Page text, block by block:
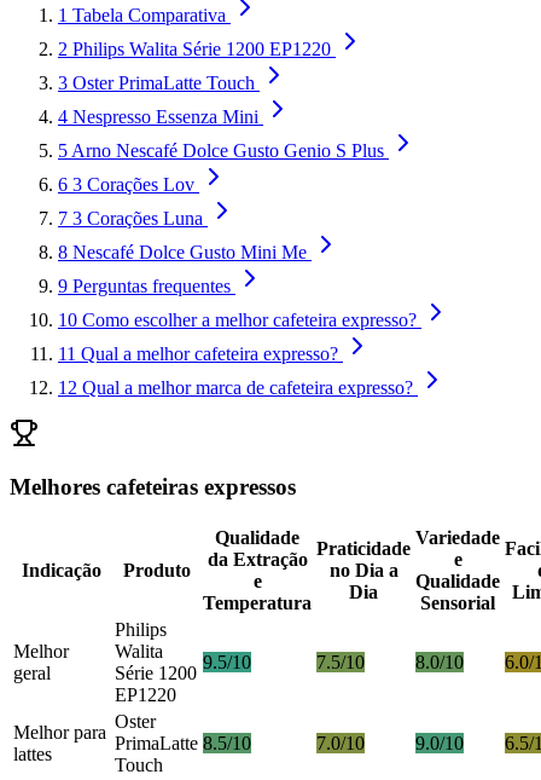
1 Tabela Comparativa
2 Philips Walita Série 1200 EP1220
3 Oster PrimaLatte Touch
4 Nespresso Essenza Mini
5 Arno Nescafé Dolce Gusto Genio S Plus
6 3 Corações Lov
7 3 Corações Luna
8 Nescafé Dolce Gusto Mini Me
9 Perguntas frequentes
10 Como escolher a melhor cafeteira expresso?
11 Qual a melhor cafeteira expresso?
12 Qual a melhor marca de cafeteira expresso?
Melhores cafeteiras expressos
Indicação Produto
Qualidade
da Extração
e
Temperatura
Praticidade
no Dia a
Dia
Variedade
e
Qualidade
Sensorial
Melhor
geral
Philips
Walita
Série 1200
EP1220
9.5/10 7.5/10 8.0/10 6.0/
Melhor para
lattes
Oster
PrimaLatte
Touch
8.5/10 7.0/10 9.0/10 6.5/